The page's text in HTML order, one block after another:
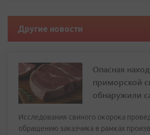
Другие новости
Опасная
приморской
обнаружили
Исследования свиного окорока
обращению заказчика в рамках